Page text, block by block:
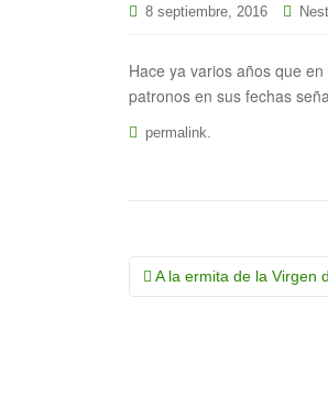
8 septiembre, 2016
Hace ya varios años que
patronos en sus fechas
permalink
Navegación
A la ermita de la Virgen